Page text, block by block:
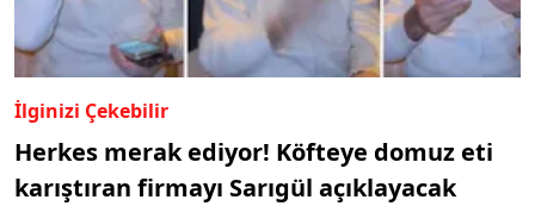
İlginizi Çekebilir
Herkes merak ediyor! Köfteye domuz eti
karıştıran firmayı Sarıgül açıklayacak